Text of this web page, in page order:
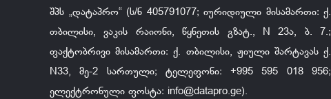
შპს „დატაპრო“ (ს/ნ 405791077; იურიდიული მისამართი: ქ.
თბილისი, ვაკის რაიონი, წყნეთის გზატ., N 23ა, ბ. 7.;
ფაქტობრივი მისამართი: ქ. თბილისი, ჟიული შარტავას ქ.
N33, მე-2 სართული; ტელეფონი: +995 595 018 956;
ელექტრონული ფოსტა: info@datapro.ge).